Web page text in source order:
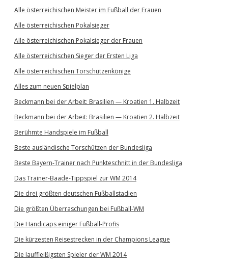
Alle österreichischen Meister im Fußball der Frauen
Alle österreichischen Pokalsieger
Alle österreichischen Pokalsieger der Frauen
Alle österreichischen Sieger der Ersten Liga
Alle österreichischen Torschützenkönige
Alles zum neuen Spielplan
Beckmann bei der Arbeit: Brasilien — Kroatien 1. Halbzeit
Beckmann bei der Arbeit: Brasilien — Kroatien 2. Halbzeit
Berühmte Handspiele im Fußball
Beste ausländische Torschützen der Bundesliga
Beste Bayern-Trainer nach Punkteschnitt in der Bundesliga
Das Trainer-Baade-Tippspiel zur WM 2014
Die drei größten deutschen Fußballstadien
Die größten Überraschungen bei Fußball-WM
Die Handicaps einiger Fußball-Profis
Die kürzesten Reisestrecken in der Champions League
Die lauffleißigsten Spieler der WM 2014